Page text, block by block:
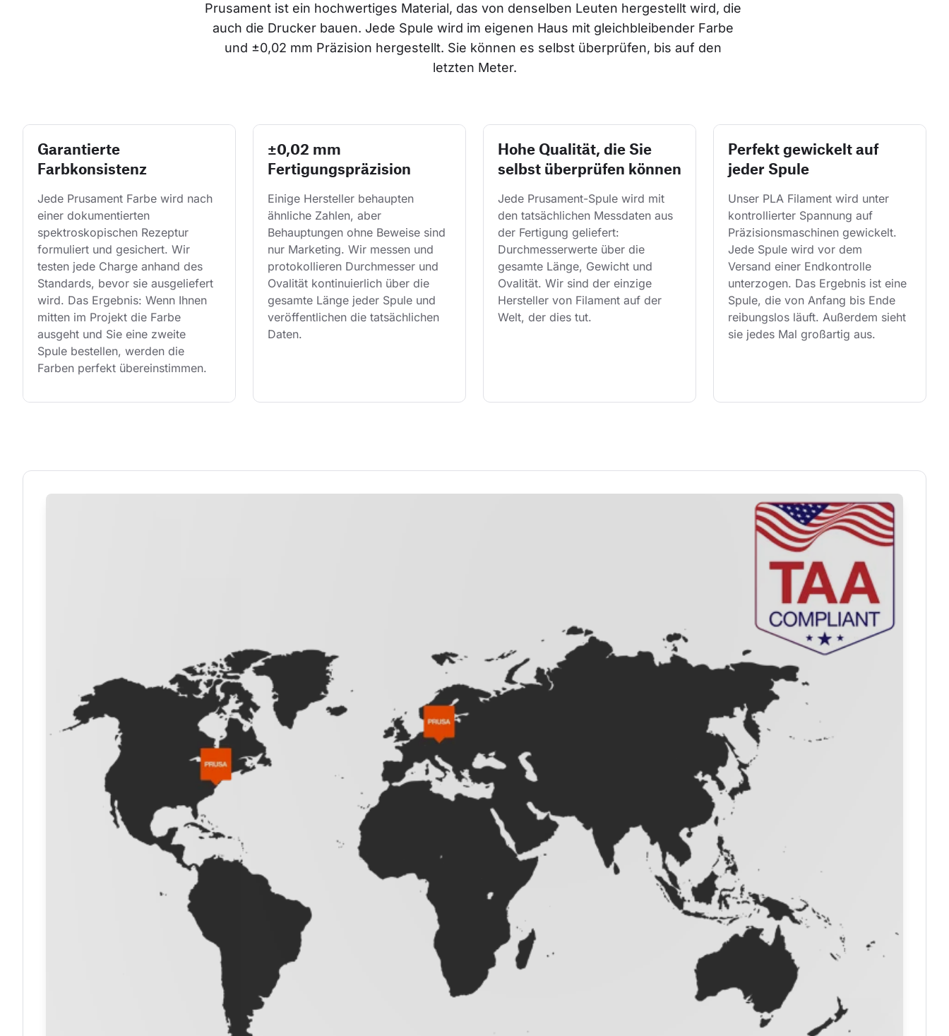
Prusament ist ein hochwertiges Material, das von denselben Leuten hergestellt wird, die
auch die Drucker bauen. Jede Spule wird im eigenen Haus mit gleichbleibender Farbe
und ±0,02 mm Präzision hergestellt. Sie können es selbst überprüfen, bis auf den
letzten Meter.
Garantierte
Farbkonsistenz
Jede Prusament Farbe wird nach
einer dokumentierten
spektroskopischen Rezeptur
formuliert und gesichert. Wir
testen jede Charge anhand des
Standards, bevor sie ausgeliefert
wird. Das Ergebnis: Wenn Ihnen
mitten im Projekt die Farbe
ausgeht und Sie eine zweite
Spule bestellen, werden die
Farben perfekt übereinstimmen.
±0,02 mm
Fertigungspräzision
Einige Hersteller behaupten
ähnliche Zahlen, aber
Behauptungen ohne Beweise sind
nur Marketing. Wir messen und
protokollieren Durchmesser und
Ovalität kontinuierlich über die
gesamte Länge jeder Spule und
veröffentlichen die tatsächlichen
Daten.
Hohe Qualität, die Sie
selbst überprüfen können
Jede Prusament-Spule wird mit
den tatsächlichen Messdaten aus
der Fertigung geliefert:
Durchmesserwerte über die
gesamte Länge, Gewicht und
Ovalität. Wir sind der einzige
Hersteller von Filament auf der
Welt, der dies tut.
Perfekt gewickelt auf
jeder Spule
Unser PLA Filament wird unter
kontrollierter Spannung auf
Präzisionsmaschinen gewickelt.
Jede Spule wird vor dem
Versand einer Endkontrolle
unterzogen. Das Ergebnis ist eine
Spule, die von Anfang bis Ende
reibungslos läuft. Außerdem sieht
sie jedes Mal großartig aus.